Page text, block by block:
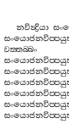
නවින්‍ද්‍රියා
වත‍්තබ‍්බං